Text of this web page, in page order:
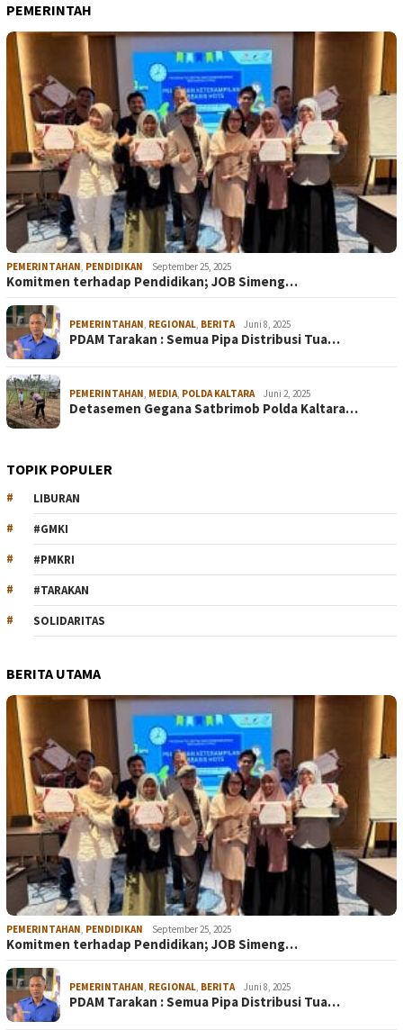
PEMERINTAH
PEMERINTAHAN PENDIDIKAN September 25, 2025
Komitmen terhadap Pendidikan; JOB Simeng…
PEMERINTAHAN REGIONAL BERITA Juni 8, 2025
PDAM Tarakan : Semua Pipa Distribusi Tua…
PEMERINTAHAN MEDIA POLDA KALTARA Juni 2, 2025
Detasemen Gegana Satbrimob Polda Kaltara…
TOPIK POPULER
LIBURAN
#GMKI
#PMKRI
#TARAKAN
SOLIDARITAS
BERITA UTAMA
PEMERINTAHAN, PENDIDIKAN September 25, 2025
Komitmen terhadap Pendidikan; JOB Simeng…
PEMERINTAHAN, REGIONAL, BERITA Juni 8, 2025
PDAM Tarakan : Semua Pipa Distribusi Tua…